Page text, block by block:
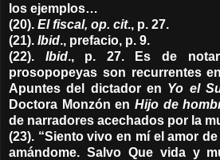
los ejemplos…
(20). El fiscal, op. cit., p. 27.
(21). Ibid., prefacio, p. 9.
(22). Ibid., p. 27. Es de
prosopopeyas son recurrentes
Apuntes del dictador en Yo el
Doctora Monzón en Hijo de
de narradores acechados por la
(23). “Siento vivo en mí el amor
amándome. Salvo Que vida y